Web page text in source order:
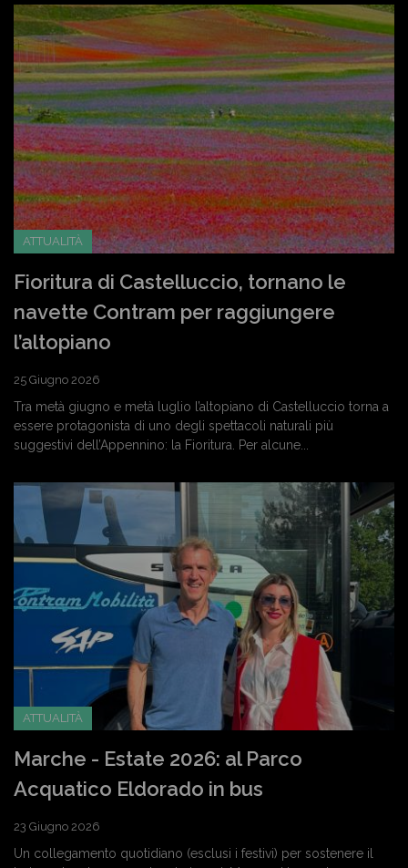
ATTUALITÀ
Fioritura di Castelluccio, tornano le
navette Contram per raggiungere
l’altopiano
25 Giugno 2026
Tra metà giugno e metà luglio l’altopiano di Castelluccio torna a
essere protagonista di uno degli spettacoli naturali più
suggestivi dell’Appennino: la Fioritura. Per alcune...
ATTUALITÀ
Marche - Estate 2026: al Parco
Acquatico Eldorado in bus
23 Giugno 2026
Un collegamento quotidiano (esclusi i festivi) per sostenere il